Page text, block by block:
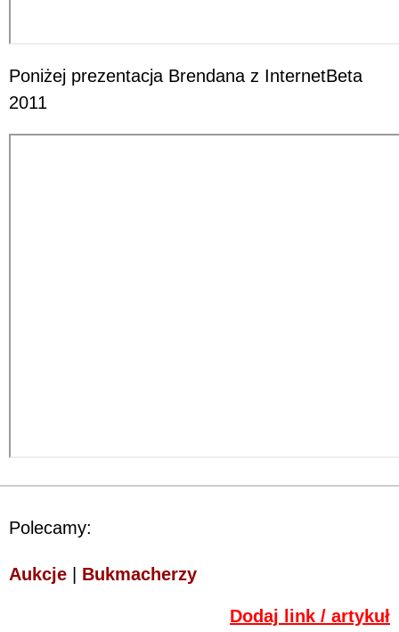
Poniżej prezentacja Brendana z InternetBeta
2011
Polecamy:
Aukcje Bukmacherzy
Dodaj link / artykuł